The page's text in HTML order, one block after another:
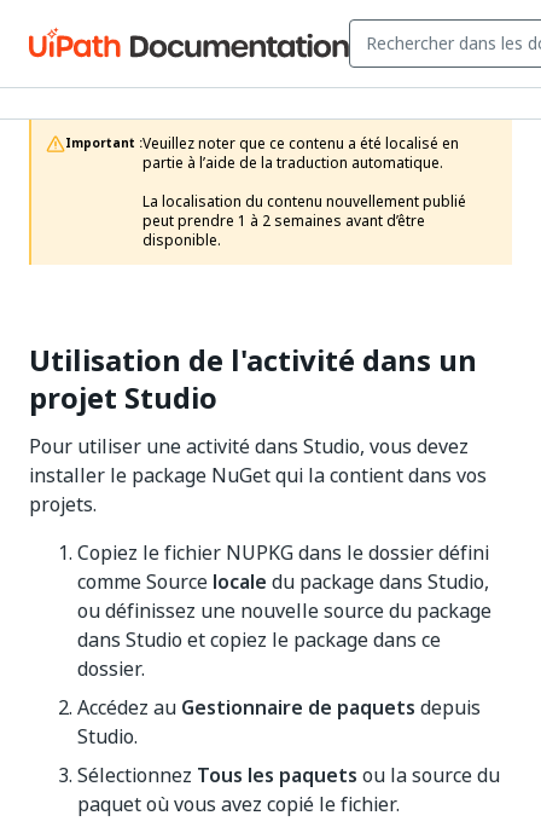
Important :Veuillez noter que ce contenu a été localisé en
partie à l’aide de la traduction automatique.
La localisation du contenu nouvellement publié
peut prendre 1 à 2 semaines avant d’être
disponible.
Utilisation de l'activité dans un
projet Studio
Pour utiliser une activité dans Studio, vous devez
installer le package NuGet qui la contient dans vos
projets.
Copiez le fichier NUPKG dans le dossier défini
comme Source locale du package dans Studio,
ou définissez une nouvelle source du package
dans Studio et copiez le package dans ce
dossier.
Accédez au Gestionnaire de paquets depuis
Studio.
Sélectionnez Tous les paquets ou la source du
paquet où vous avez copié le fichier.